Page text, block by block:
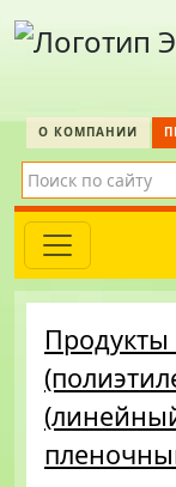
О КОМПАНИИ
Продукты